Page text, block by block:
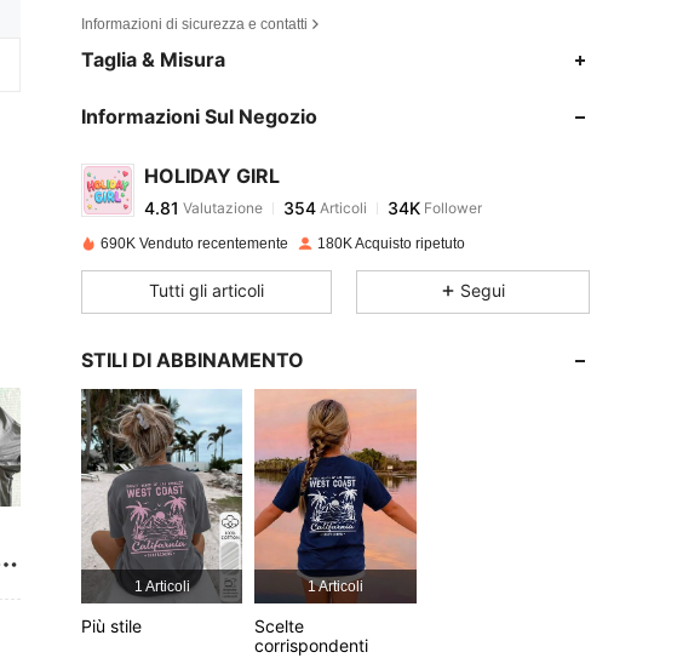
Informazioni di sicurezza e contatti
Taglia & Misura
Informazioni Sul Negozio
HOLIDAY GIRL
4.81 354
4.81 Valutazione
b***spagato1 giorno fa
4.81 354 34K
4.81 354 34K
4.81 354 34K
354
690K Venduto recentemente 180K Acquisto ripetuto
Tutti gli articoli Segui
STILI DI ABBINAMENTO
1 Articoli
Più stile
1 Articoli
Scelte
corrispondenti